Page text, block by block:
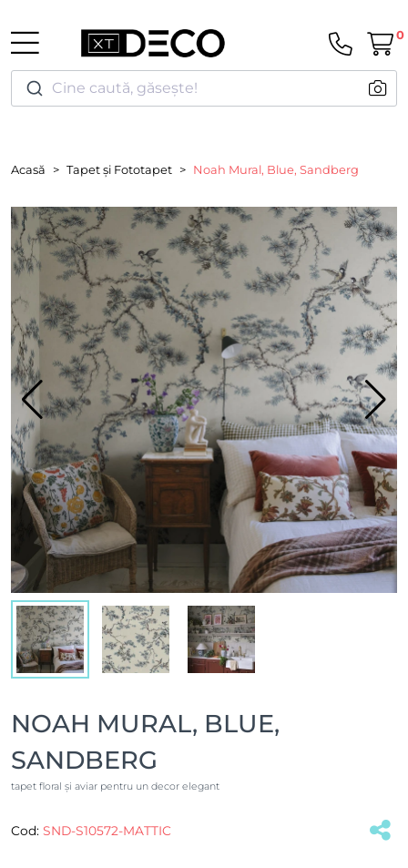
Cine caută, găsește!
0
Acasă Tapet și Fototapet Noah Mural, Blue, Sandberg
NOAH MURAL, BLUE,
SANDBERG
tapet floral și aviar pentru un decor elegant
Cod: SND-S10572-MATTIC